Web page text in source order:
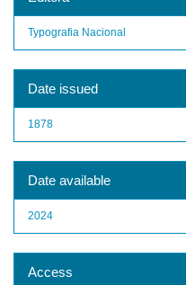
Typografia Nacional
Date issued
1878
Date available
2024
Access